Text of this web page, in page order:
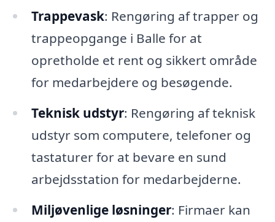
Trappevask: Rengøring af trapper og
trappeopgange i Balle for at
opretholde et rent og sikkert område
for medarbejdere og besøgende.
Teknisk udstyr: Rengøring af teknisk
udstyr som computere, telefoner og
tastaturer for at bevare en sund
arbejdsstation for medarbejderne.
Miljøvenlige løsninger: Firmaer kan